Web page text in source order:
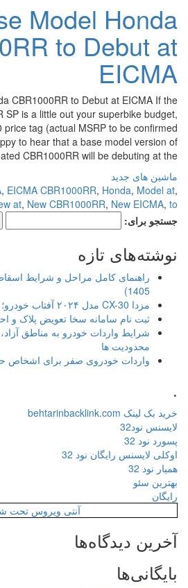
Model Honda
to Debut at
EICMA
CBR1000RR to Debut at EICMA If the
SP is a little out your superbike budget,
price tag (actual MSRP to be confirmed
to hear that a base model version of
CBR1000RR will be debuting at the […]
ماشین های جدید
,EICMA CBR1000RR,Honda,Model at
New at,New CBR1000RR,New EICMA,
جستجو برای:
نوشته‌های تازه
1405)
مزدا CX-30 مدل ۲۰۲۴ آفتاب خودرو؛ بررسی و مشخصات فنی
ثبت نام سامانه سخا تعویض پلاک و
شرایط واردات خودرو به مناطق آزاد،
محدودیت ها
واردات خودروی صفر برای اشخاص
خرید بک لینک behtarinbacklink.com
لایسنس نود32
پسورد نود 32
اوکلی لایسنس رایگان نود 32
همیار نود 32
بهترین سئو
رایگان
آنتی ویروس تحت
آخرین دیدگاه‌ها
بایگانی‌ها